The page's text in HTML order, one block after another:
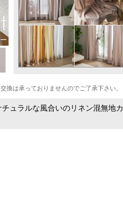
は承っておりませんのでご了承下さい。
ュラルな風合いのリネン混無地カ